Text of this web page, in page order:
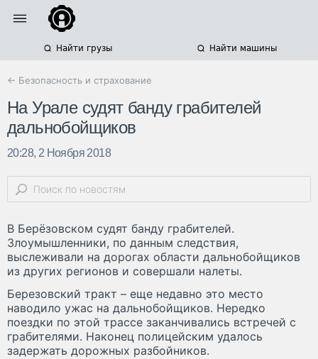
Найти грузы Найти машины
← Безопасность и страхование
На Урале судят банду грабителей
дальнобойщиков
20:28, 2 Ноября 2018
В Берёзовском судят банду грабителей.
Злоумышленники, по данным следствия,
выслеживали на дорогах области дальнобойщиков
из других регионов и совершали налеты.
Березовский тракт – еще недавно это место
наводило ужас на дальнобойщиков. Нередко
поездки по этой трассе заканчивались встречей с
грабителями. Наконец полицейским удалось
задержать дорожных разбойников.